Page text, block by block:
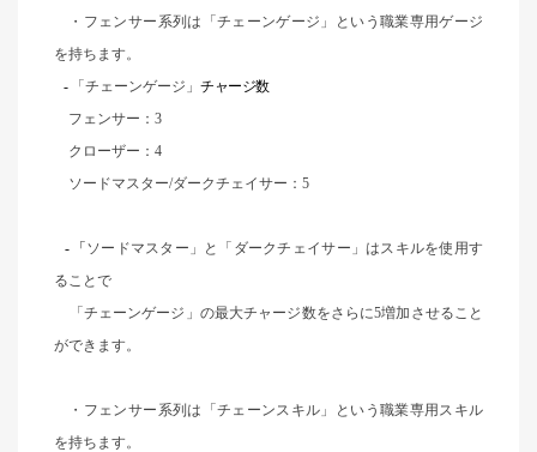
・フェンサー系列は「チェーンゲージ」という職業専用ゲージ
を持ちます。
-
「チェーンゲージ」 チャージ数
フェンサー：3
クローザー：4
ソードマスター/ダークチェイサー：5
- 「 ソードマスター」と「ダークチェイサー」はスキルを使用す
ることで
「チェーンゲージ」の最大チャージ数をさらに5増加させること
ができます。
・フェンサー系列は「チェーンスキル」という職業専用スキル
を持ちます。